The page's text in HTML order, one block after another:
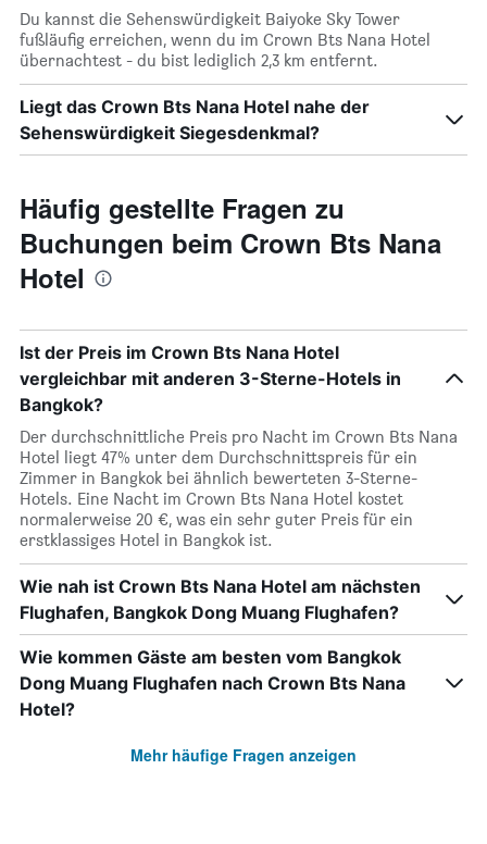
Du kannst die Sehenswürdigkeit Baiyoke Sky Tower
fußläufig erreichen, wenn du im Crown Bts Nana Hotel
übernachtest - du bist lediglich 2,3 km entfernt.
Liegt das Crown Bts Nana Hotel nahe der
Sehenswürdigkeit Siegesdenkmal?
Häufig gestellte Fragen zu
Buchungen beim Crown Bts Nana
Hotel
Ist der Preis im Crown Bts Nana Hotel
vergleichbar mit anderen 3-Sterne-Hotels in
Bangkok?
Der durchschnittliche Preis pro Nacht im Crown Bts Nana
Hotel liegt 47% unter dem Durchschnittspreis für ein
Zimmer in Bangkok bei ähnlich bewerteten 3-Sterne-
Hotels. Eine Nacht im Crown Bts Nana Hotel kostet
normalerweise 20 €, was ein sehr guter Preis für ein
erstklassiges Hotel in Bangkok ist.
Wie nah ist Crown Bts Nana Hotel am nächsten
Flughafen, Bangkok Dong Muang Flughafen?
Wie kommen Gäste am besten vom Bangkok
Dong Muang Flughafen nach Crown Bts Nana
Hotel?
Mehr häufige Fragen anzeigen